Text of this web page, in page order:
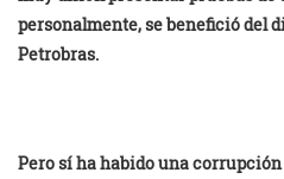
personalmente, se benefició del
Petrobras.
Pero sí ha habido una